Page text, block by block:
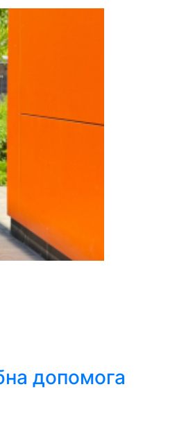
допомога